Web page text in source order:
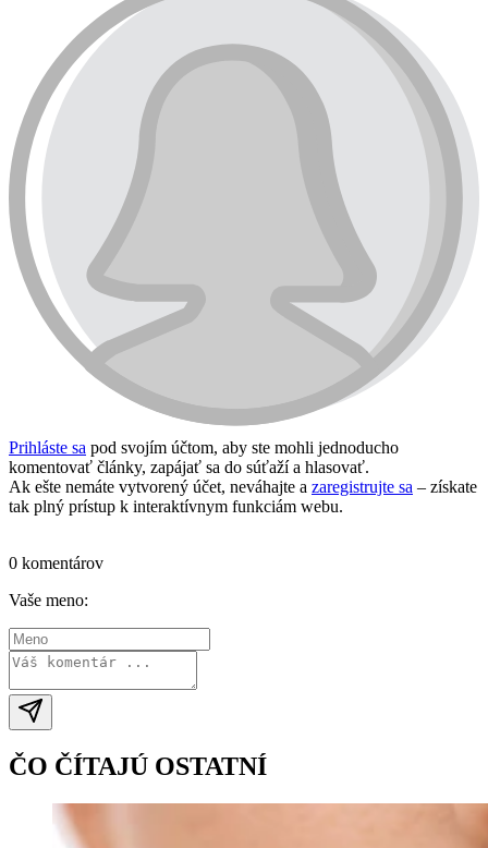
Prihláste sa pod svojím účtom, aby ste mohli jednoducho
komentovať články, zapájať sa do súťaží a hlasovať.
Ak ešte nemáte vytvorený účet, neváhajte a zaregistrujte sa – získate
tak plný prístup k interaktívnym funkciám webu.
0 komentárov
Vaše meno:
ČO ČÍTAJÚ OSTATNÍ